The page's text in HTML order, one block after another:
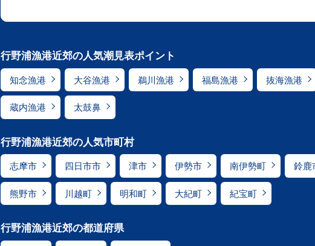
行野浦漁港近郊の人気潮見表ポイント
知念漁港 大谷漁港 鵜川漁港 福島漁港 抜海漁港
蔵内漁港 太鼓鼻
行野浦漁港近郊の人気市町村
志摩市 四日市市 津市 伊勢市 南伊勢町 鈴鹿
熊野市 川越町 明和町 大紀町 紀宝町
行野浦漁港近郊の都道府県